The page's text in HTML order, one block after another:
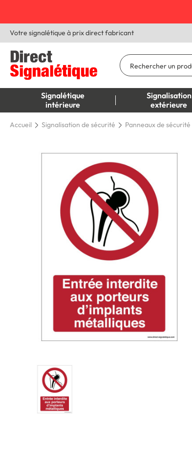
Votre signalétique à prix direct fabricant
Signalétique
intérieure
Signalisation
extérieure
Accueil Signalisation de sécurité Panneaux de sécurité